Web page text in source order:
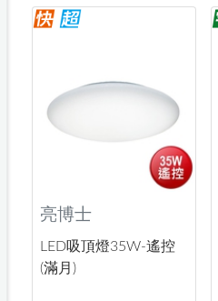
亮博士
LED吸頂燈35W-遙控
(滿月)